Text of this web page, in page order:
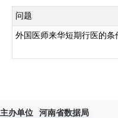
问题
外国医师来华短期行医的条
主办单位
河南省数据局